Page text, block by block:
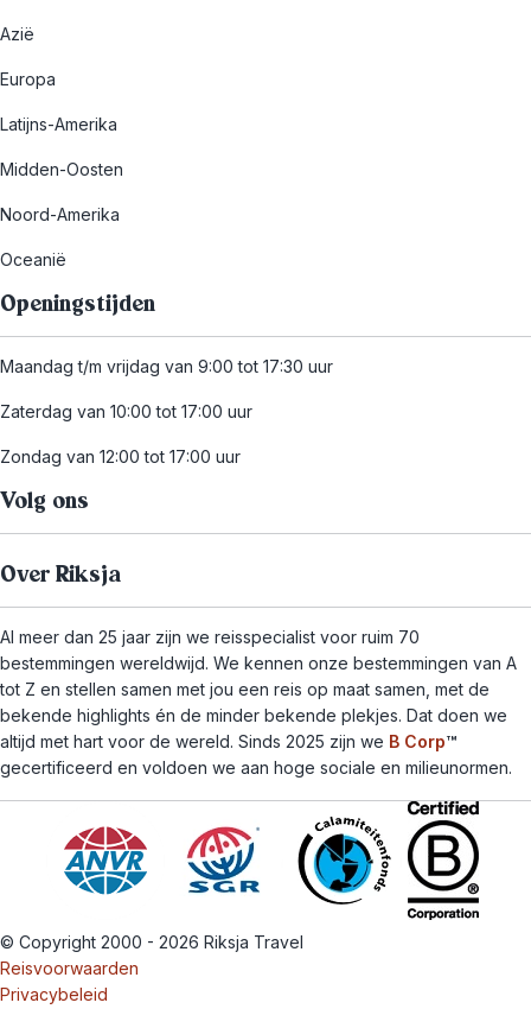
Azië
Europa
Latijns-Amerika
Midden-Oosten
Noord-Amerika
Oceanië
Openingstijden
Maandag t/m vrijdag van 9:00 tot 17:30 uur
Zaterdag van 10:00 tot 17:00 uur
Zondag van 12:00 tot 17:00 uur
Volg ons
Over Riksja
Al meer dan 25 jaar zijn we reisspecialist voor ruim 70
bestemmingen wereldwijd. We kennen onze bestemmingen van A
tot Z en stellen samen met jou een reis op maat samen, met de
bekende highlights én de minder bekende plekjes. Dat doen we
altijd met hart voor de wereld. Sinds 2025 zijn we B Corp™
gecertificeerd en voldoen we aan hoge sociale en milieunormen.
© Copyright 2000 - 2026 Riksja Travel
Reisvoorwaarden
Privacybeleid